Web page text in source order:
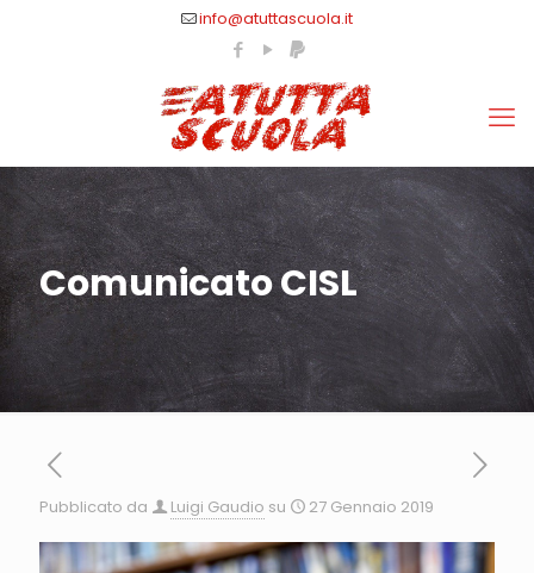
info@atuttascuola.it
Comunicato CISL
Pubblicato da Luigi Gaudio su 27 Gennaio 2019